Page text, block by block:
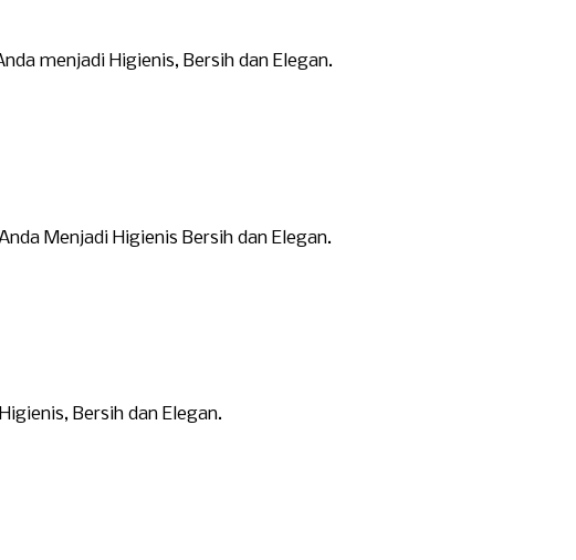
menjadi Higienis, Bersih dan Elegan.
Menjadi Higienis Bersih dan Elegan.
Bersih dan Elegan.